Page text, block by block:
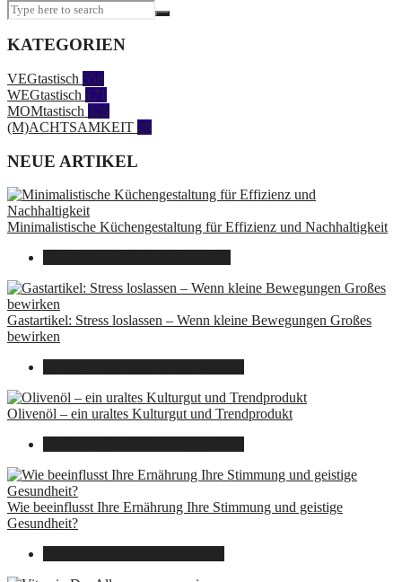
KATEGORIEN
VEGtastisch 558
WEGtastisch 171
MOMtastisch 328
(M)ACHTSAMKEIT 28
NEUE ARTIKEL
Minimalistische Küchengestaltung für Effizienz und Nachhaltigkeit
Gastartikel: Stress loslassen – Wenn kleine Bewegungen Großes
bewirken
Olivenöl – ein uraltes Kulturgut und Trendprodukt
Wie beeinflusst Ihre Ernährung Ihre Stimmung und geistige
Gesundheit?